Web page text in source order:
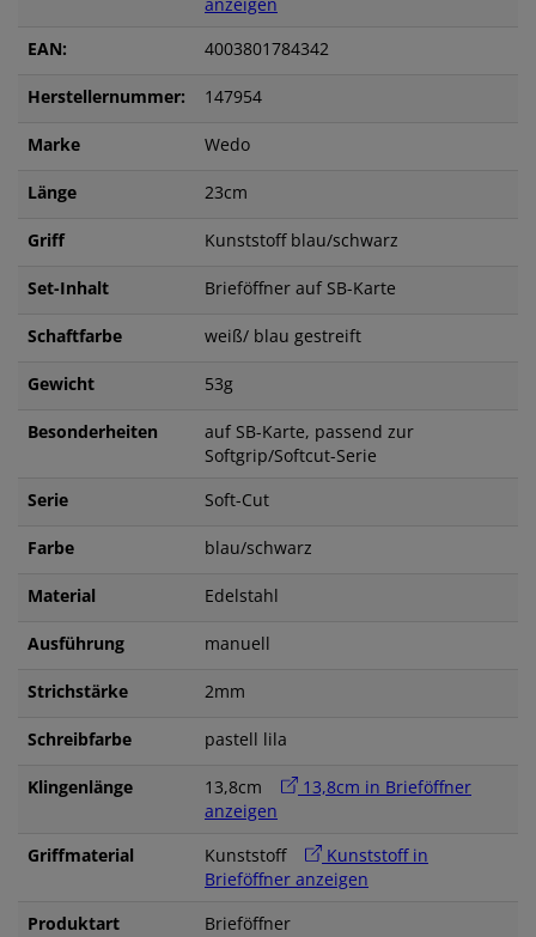
anzeigen
EAN:
4003801784342
Herstellernummer: 147954
Marke Wedo
Länge 23cm
Griff Kunststoff blau/schwarz
Set-Inhalt Brieföffner auf SB-Karte
Schaftfarbe weiß/ blau gestreift
Gewicht 53g
Besonderheiten
auf SB-Karte, passend zur
Softgrip/Softcut-Serie
Serie
Soft-Cut
Farbe blau/schwarz
Material Edelstahl
Ausführung manuell
Strichstärke 2mm
Schreibfarbe pastell lila
Klingenlänge 13,8cm
13,8cm in Brieföffner
anzeigen
Griffmaterial
Kunststoff
Kunststoff in
Brieföffner anzeigen
Produktart
Brieföffner